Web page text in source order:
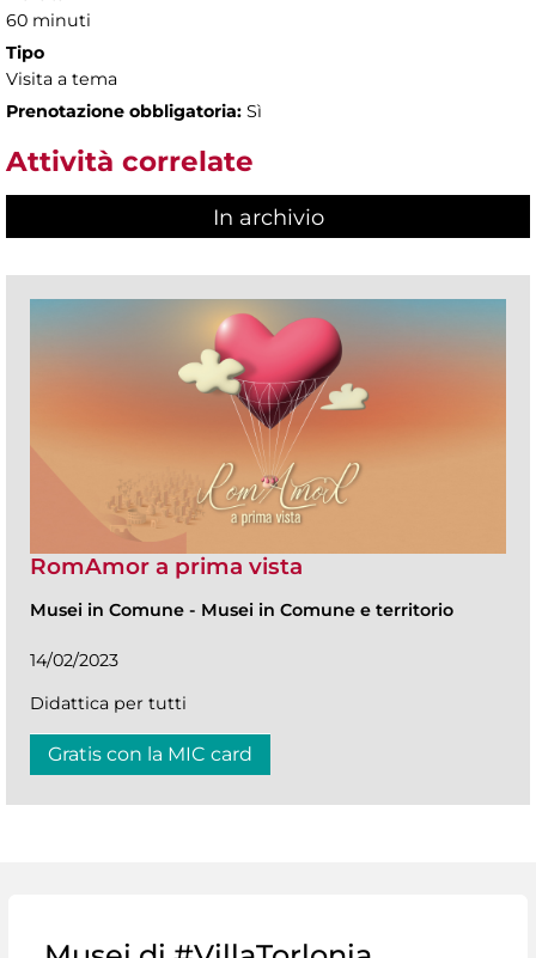
60 minuti
Tipo
Visita a tema
Prenotazione obbligatoria: Sì
Attività correlate
In archivio
RomAmor a prima vista
Musei in Comune - Musei in Comune e territorio
14/02/2023
Didattica per tutti
Gratis con la MIC card